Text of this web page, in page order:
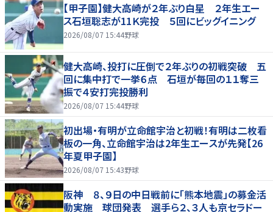
【甲子園】健大高崎が２年ぶり白星 ２年生エー
ス石垣聡志が11Ｋ完投 ５回にビッグイニング
2026/08/07 15:44野球
健大高崎、投打に圧倒で２年ぶりの初戦突破 五
回に集中打で一挙６点 石垣が毎回の１１奪三
振で４安打完投勝利
2026/08/07 15:44野球
初出場・有明が立命館宇治と初戦！有明は二枚看
板の一角、立命館宇治は2年生エースが先発【26
年夏甲子園】
2026/08/07 15:43野球
阪神 ８、９日の中日戦前に「熊本地震」の募金活
動実施 球団発表 選手ら２、３人も京セラドー